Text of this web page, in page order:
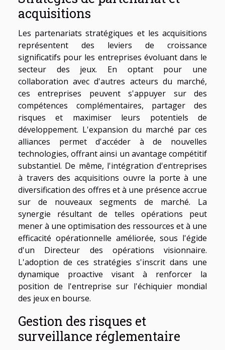
acquisitions
Les partenariats stratégiques et les acquisitions
représentent des leviers de croissance
significatifs pour les entreprises évoluant dans le
secteur des jeux. En optant pour une
collaboration avec d'autres acteurs du marché,
ces entreprises peuvent s'appuyer sur des
compétences complémentaires, partager des
risques et maximiser leurs potentiels de
développement. L'expansion du marché par ces
alliances permet d'accéder à de nouvelles
technologies, offrant ainsi un avantage compétitif
substantiel. De même, l'intégration d'entreprises
à travers des acquisitions ouvre la porte à une
diversification des offres et à une présence accrue
sur de nouveaux segments de marché. La
synergie résultant de telles opérations peut
mener à une optimisation des ressources et à une
efficacité opérationnelle améliorée, sous l'égide
d'un Directeur des opérations visionnaire.
L'adoption de ces stratégies s'inscrit dans une
dynamique proactive visant à renforcer la
position de l'entreprise sur l'échiquier mondial
des jeux en bourse.
Gestion des risques et
surveillance réglementaire